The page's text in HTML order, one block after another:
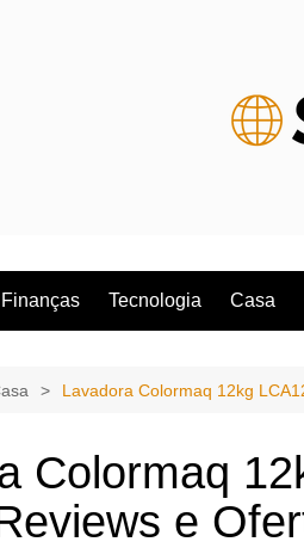
Tecnologia Casa
Lavadora Colormaq 12kg
Colormaq
e